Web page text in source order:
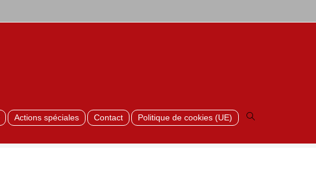
Actions spéciales Contact Politique de cookies (UE)
Toggle
website
search